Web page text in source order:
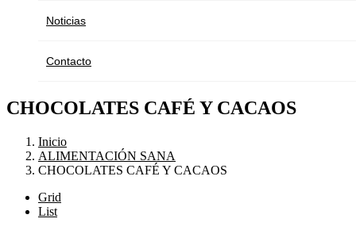
Noticias
Contacto
CHOCOLATES CAFÉ Y CACAOS
Inicio
ALIMENTACIÓN SANA
CHOCOLATES CAFÉ Y CACAOS
Grid
List